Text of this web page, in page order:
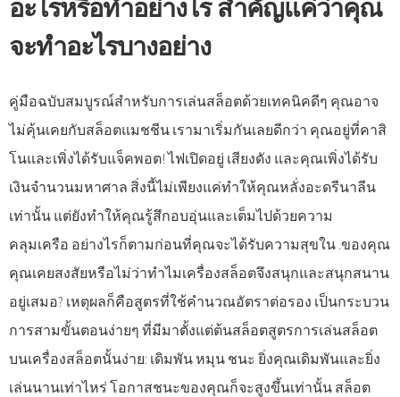
อะไรหรือทำอย่างไร สำคัญแค่ว่าคุณ
จะทำอะไรบางอย่าง
คู่มือฉบับสมบูรณ์สำหรับการเล่นสล็อตด้วยเทคนิคดีๆ คุณอาจ
ไม่คุ้นเคยกับสล็อตแมชชีน เรามาเริ่มกันเลยดีกว่า คุณอยู่ที่คาสิ
โนและเพิ่งได้รับแจ็คพอต! ไฟเปิดอยู่ เสียงดัง และคุณเพิ่งได้รับ
เงินจำนวนมหาศาล สิ่งนี้ไม่เพียงแค่ทำให้คุณหลั่งอะดรีนาลีน
เท่านั้น แต่ยังทำให้คุณรู้สึกอบอุ่นและเต็มไปด้วยความ
คลุมเครือ อย่างไรก็ตามก่อนที่คุณจะได้รับความสุขใน .ของคุณ
คุณเคยสงสัยหรือไม่ว่าทำไมเครื่องสล็อตจึงสนุกและสนุกสนาน
อยู่เสมอ? เหตุผลก็คือสูตรที่ใช้คำนวณอัตราต่อรอง เป็นกระบวน
การสามขั้นตอนง่ายๆ ที่มีมาตั้งแต่ต้นสล็อตสูตรการเล่นสล็อต
บนเครื่องสล็อตนั้นง่าย: เดิมพัน หมุน ชนะ ยิ่งคุณเดิมพันและยิ่ง
เล่นนานเท่าไหร่ โอกาสชนะของคุณก็จะสูงขึ้นเท่านั้น สล็อต